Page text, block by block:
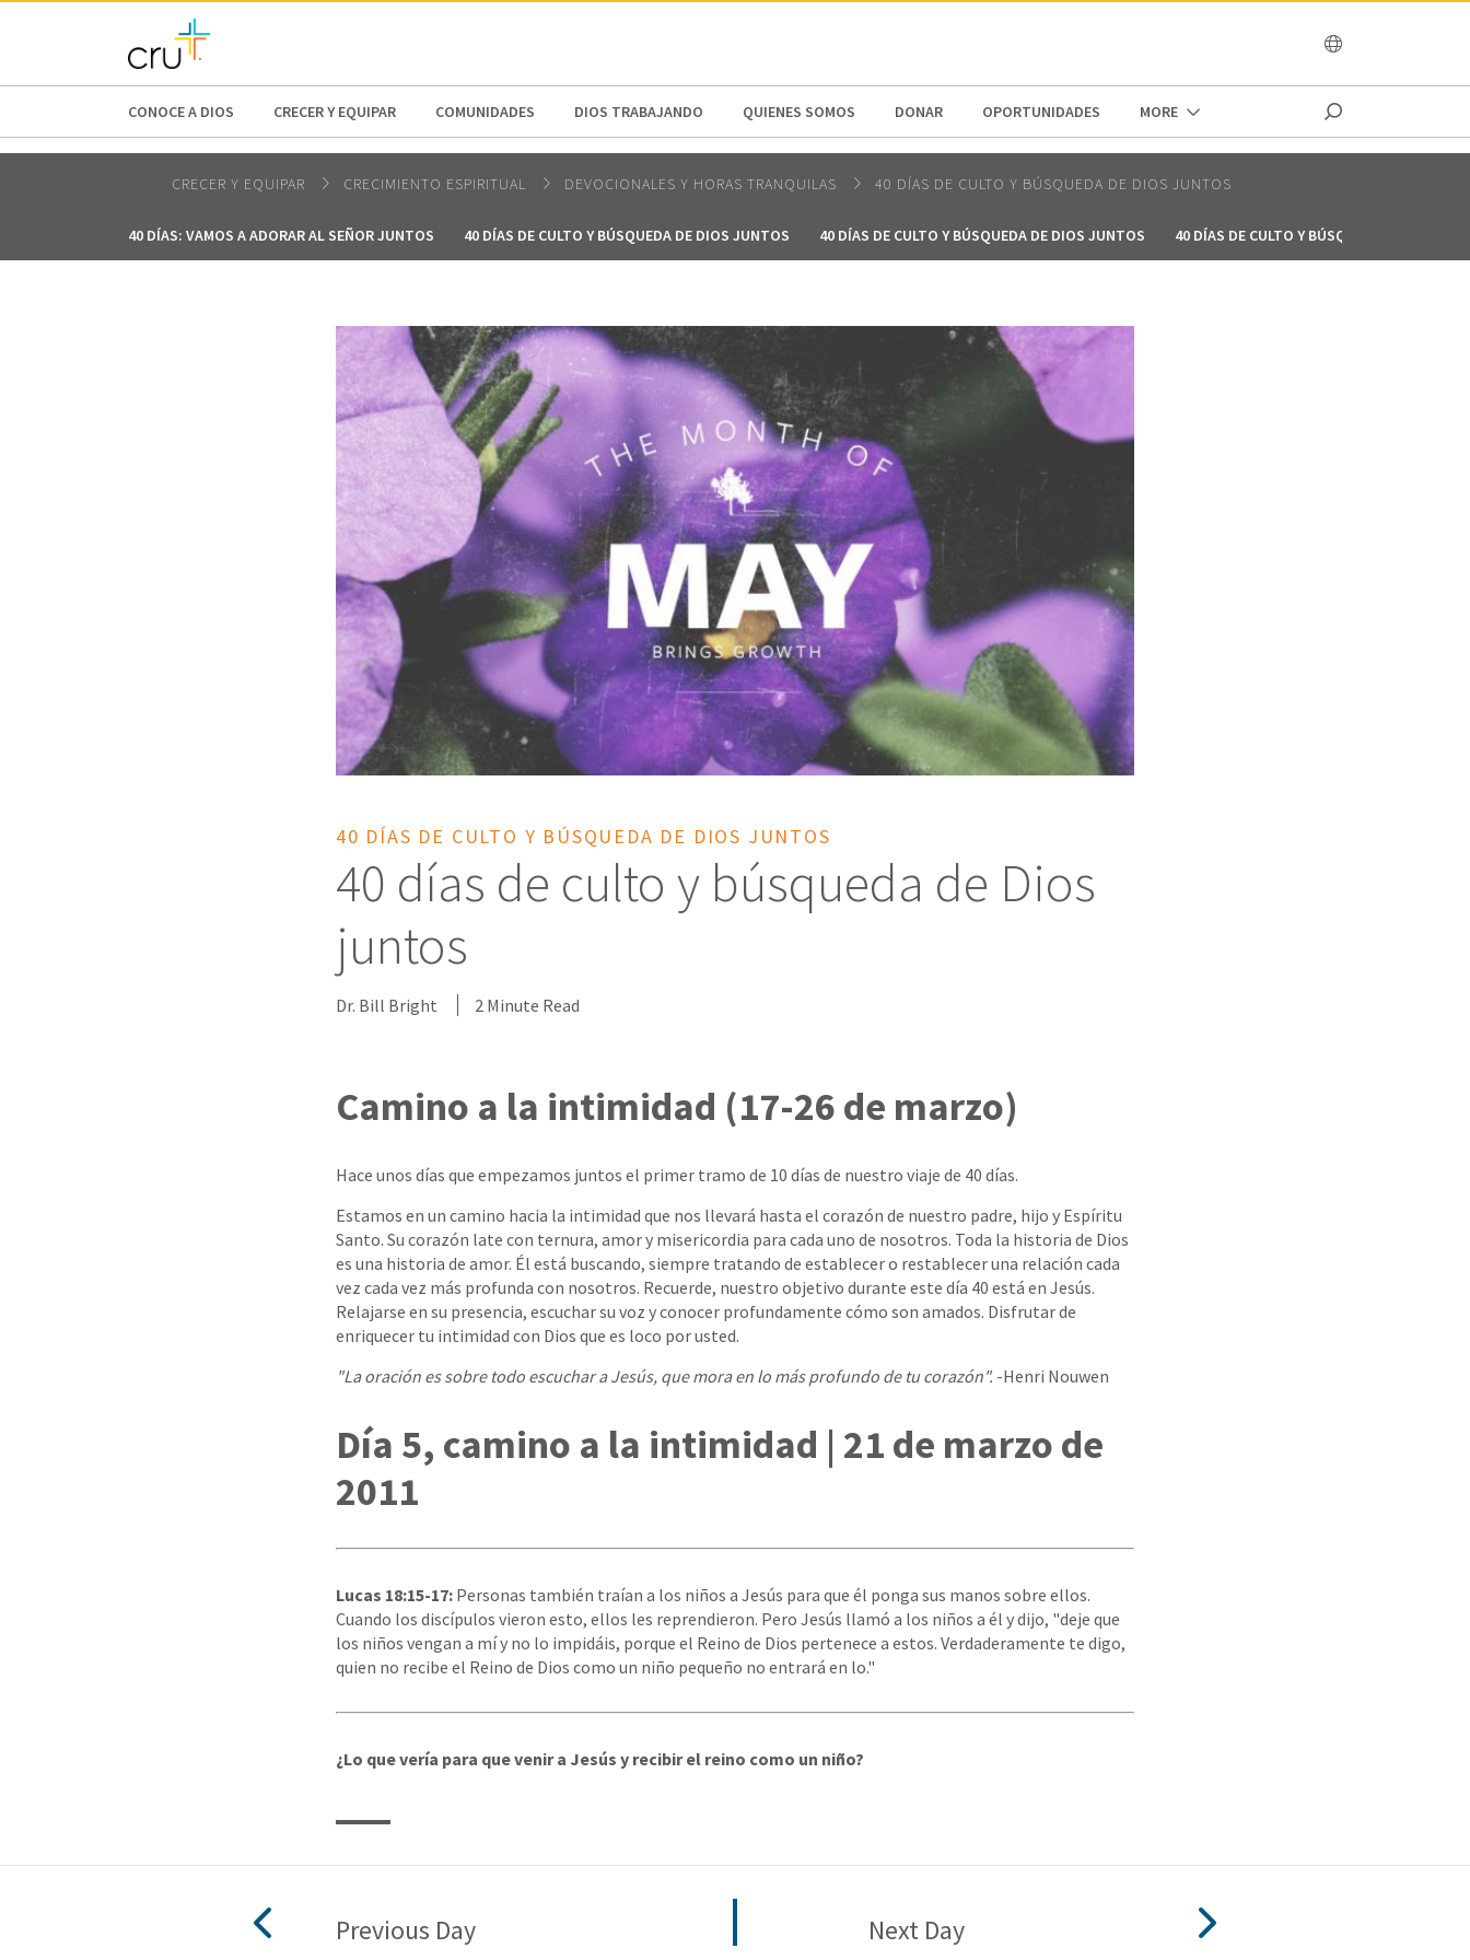
AFRICA
CONOCE A DIOS CRECER Y EQUIPAR COMUNIDADES DIOS TRABAJANDO QUIENES SOMOS DONAR OPORTUNIDADES MORE
CRECER Y EQUIPAR CRECIMIENTO ESPIRITUAL DEVOCIONALES Y HORAS TRANQUILAS 40 DÍAS DE CULTO Y BÚSQUEDA DE DIOS JUNTOS
40 DÍAS: VAMOS A ADORAR AL SEÑOR JUNTOS 40 DÍAS DE CULTO Y BÚSQUEDA DE DIOS JUNTOS 40 DÍAS DE CULTO Y BÚSQUEDA DE DIOS JUNTOS 40 DÍAS DE CULTO Y BÚSQUEDA DE DIOS
40 DÍAS DE CULTO Y BÚSQUEDA DE DIOS JUNTOS
40 días de culto y búsqueda de Dios
juntos
Dr. Bill Bright 2 Minute Read
Camino a la intimidad (17-26 de marzo)
Hace unos días que empezamos juntos el primer tramo de 10 días de nuestro viaje de 40 días.
Estamos en un camino hacia la intimidad que nos llevará hasta el corazón de nuestro padre, hijo y Espíritu
Santo. Su corazón late con ternura, amor y misericordia para cada uno de nosotros. Toda la historia de Dios
es una historia de amor. Él está buscando, siempre tratando de establecer o restablecer una relación cada
vez cada vez más profunda con nosotros. Recuerde, nuestro objetivo durante este día 40 está en Jesús.
Relajarse en su presencia, escuchar su voz y conocer profundamente cómo son amados. Disfrutar de
enriquecer tu intimidad con Dios que es loco por usted.
"La oración es sobre todo escuchar a Jesús, que mora en lo más profundo de tu corazón". -Henri Nouwen
Día 5, camino a la intimidad | 21 de marzo de
2011
Lucas 18:15-17: Personas también traían a los niños a Jesús para que él ponga sus manos sobre ellos.
Cuando los discípulos vieron esto, ellos les reprendieron. Pero Jesús llamó a los niños a él y dijo, "deje que
los niños vengan a mí y no lo impidáis, porque el Reino de Dios pertenece a estos. Verdaderamente te digo,
quien no recibe el Reino de Dios como un niño pequeño no entrará en lo."
¿Lo que vería para que venir a Jesús y recibir el reino como un niño?
Previous Day Next Day